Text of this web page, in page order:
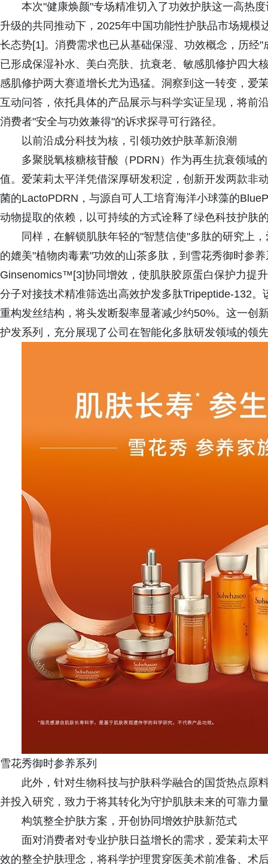
本次"健康焕颜"专场精准切入了功效护肤这一高热
升级的共同推动下，2025年中国功能性护肤品市场规
长态势[1]。消费需求也已从基础保湿、功效概念，历经
已形成保湿补水、美白亮肤、抗衰老、敏感肌修护四大
感肌修护两大赛道增长尤为迅猛。洞察到这一转变，爱
互动问答，依托具体的产品展示与科学实证呈现，将前
消费者"安全与功效兼得"的诉求探寻可行路径。
以前沿成分科技为核，引领功效护肤革新浪潮
多聚脱氧核糖核苷酸（PDRN）作为再生抗衰领域
值。爱茉莉太平洋凭借深厚研发积淀，创新开发两款非
菌的LactoPDRN，与源自可人工培育海洋小球藻的
动物提取的依赖，以可持续的方式诠释了绿色科技护肤
同样，在解锁肌肤年轻的"智慧信使"多肽的研究上
的媲美"植物肉毒素"功效的山茶多肽，到雪花秀御时参
Ginsenomics™[3]协同增效，使肌肤胶原蛋白保护力提
分子对接技术精准筛选出高效护发多肽Tripeptide-132
重构发丝结构，将头发断裂率显著减少约50%。这一创
护发系列，充分展现了公司在智能化多肽研发领域的领
雪花秀御时参养系列
此外，针对生物科技与护肤科学融合的国货热点
并投入研究，致力于将其转化为守护肌肤未来的可靠力
构筑整全护肤方案，开创协同增效护肤新范式
面对消费者对专业护肤日益增长的需求，爱茉莉太
效的整全护肤理念，将科学护理贯穿医美术前准备、术